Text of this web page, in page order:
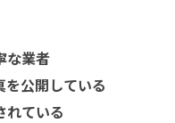
な業者
公開している
れている